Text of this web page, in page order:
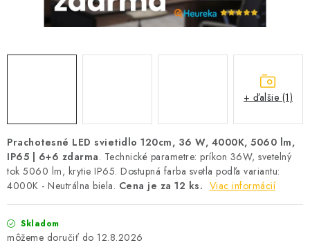
OBCHODNÉ PODMIENKY
Reklamácie a formulár na odstúpenie od zmluvy
Obchodné podmienky
Podmienky ochrany osobných údajov
O nás - MEGALED & JANTON Zákamenné
Zľavy pre profíkov
Hodnotenie obchodu Moja objednávka
Prachotesné LED svietidlo 120cm, 36 W, 4000K, 5060 lm,
IP65 | 6+6 zdarma. Technické parametre: príkon 36W, svetelný
tok 5060 lm, krytie IP65. Dostupná farba svetla podľa variantu:
4000K - Neutrálna biela. Cena je za 12 ks. Viac informácií
Skladom
12.8.2026
+ ďalšie (1)